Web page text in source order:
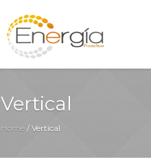
Vertical
Home / Vertical